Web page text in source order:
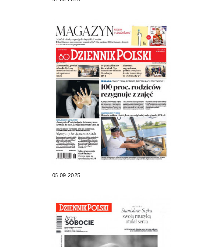
05.09.2025